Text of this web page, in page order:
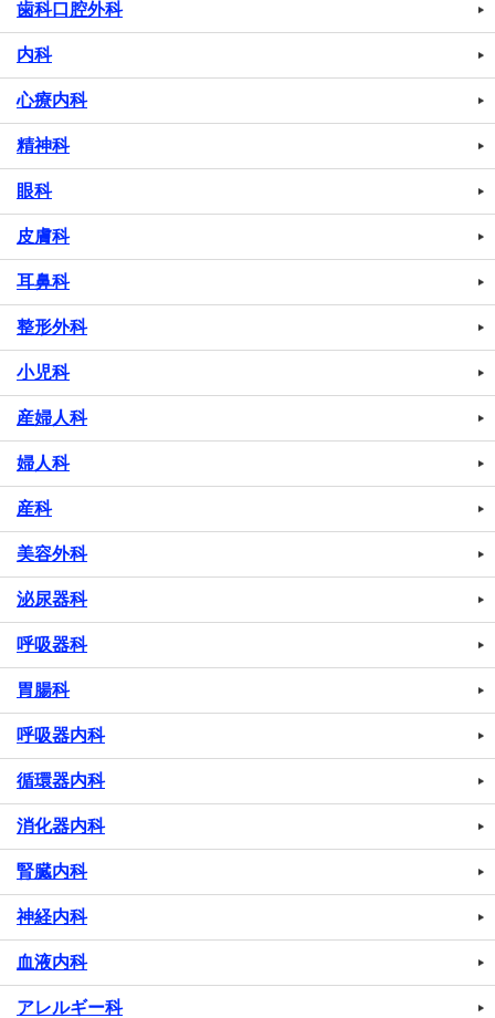
歯科口腔外科
内科
心療内科
精神科
眼科
皮膚科
耳鼻科
整形外科
小児科
産婦人科
婦人科
産科
美容外科
泌尿器科
呼吸器科
胃腸科
呼吸器内科
循環器内科
消化器内科
腎臓内科
神経内科
血液内科
アレルギー科